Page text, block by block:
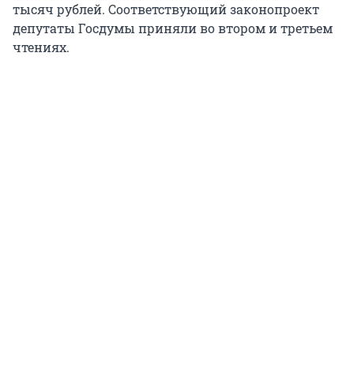
тысяч рублей. Соответствующий законопроект
депутаты Госдумы приняли во втором и третьем
чтениях.